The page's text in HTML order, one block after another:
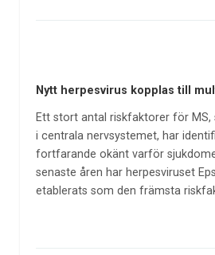
Nytt herpesvirus kopplas till
Ett stort antal riskfaktorer för
i centrala nervsystemet, har
fortfarande okänt varför
senaste åren har herpesviruset
etablerats som den främsta